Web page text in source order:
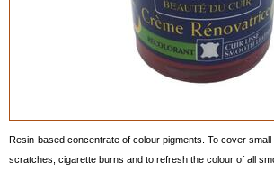
Resin-based concentrate of colour pigments. To cover
scratches, cigarette burns and to refresh the colour of all